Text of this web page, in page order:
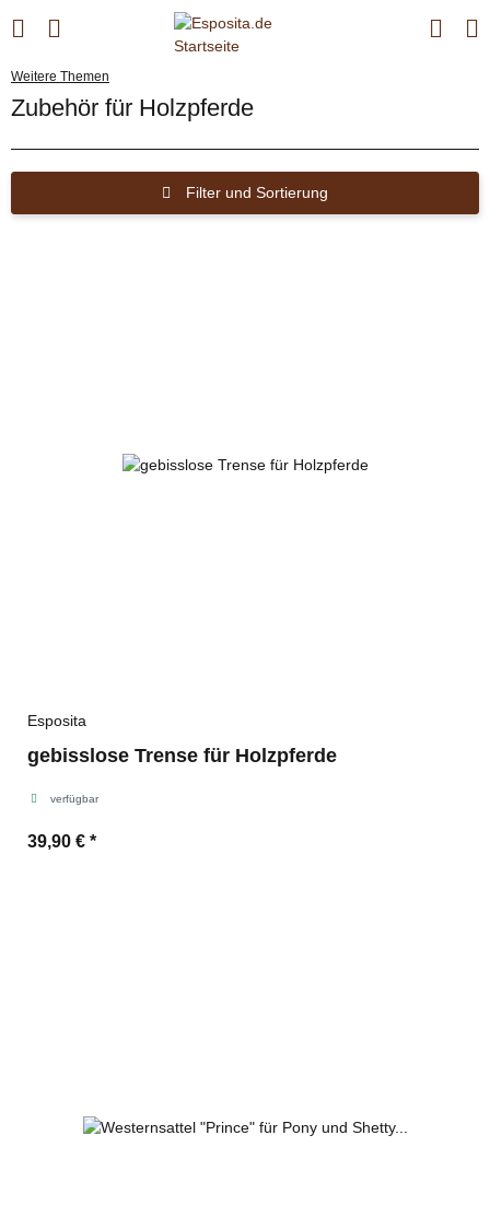
Weitere Themen
Zubehör für Holzpferde
Filter und Sortierung
Esposita
gebisslose Trense für Holzpferde
verfügbar
39,90 € *